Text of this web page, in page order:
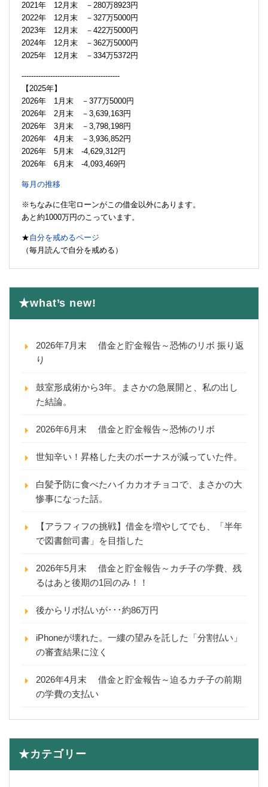
2021年 12月末 －280万8923円
2022年 12月末 －327万5000円
2023年 12月末 －422万5000円
2024年 12月末 －362万5000円
2025年 12月末 －334万5372円
-----------------------------------------
【2025年】
2026年 1月末 －377万5000円
2026年 2月末 －3,639,163円
2026年 3月末 －3,798,198円
2026年 4月末 －3,936,852円
2026年 5月末 -4,629,312円
2026年 6月末 -4,093,469円
毎月の推移
※ちなみに住宅ローンがこの借金以外にあります。
あと約1000万円のこっています。
★自分を戒めるページ
（毎月読んで自分を戒める）
★what’s new!
2026年7月末 借金と貯金報告～恐怖のリボ 振り返
り
鼓室形成術から3年。まさかの急展開と、私の出し
た結論。
2026年6月末 借金と貯金報告～恐怖のリボ
世知辛い！昇格した夫のボーナスが減っていた件。
白髪予防に食べたハイカカオチョコで、まさかの大
惨事になった話。
【アラフィフの挑戦】借金を増やしてでも、「半年
で図書館司書」を目指した
2026年5月末 借金と貯金報告～カチ子の学費、残
るはあと後期の1回のみ！！
後からリボ払いが･･･約86万円
iPhoneが壊れた。一縷の望みを託した「分割払い」
の審査結果に泣く
2026年4月末 借金と貯金報告～迫るカチ子の前期
の学費の支払い
★カテゴリー